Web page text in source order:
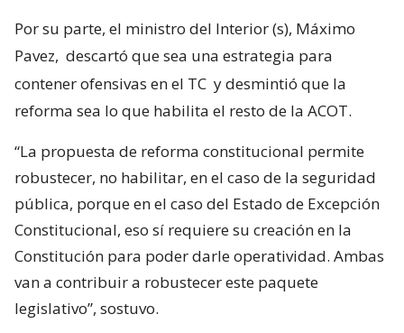
Por su parte, el ministro del Interior (s), Máximo
Pavez, descartó que sea una estrategia para
contener ofensivas en el TC y desmintió que la
reforma sea lo que habilita el resto de la ACOT.
“La propuesta de reforma constitucional permite
robustecer, no habilitar, en el caso de la seguridad
pública, porque en el caso del Estado de Excepción
Constitucional, eso sí requiere su creación en la
Constitución para poder darle operatividad. Ambas
van a contribuir a robustecer este paquete
legislativo”, sostuvo.